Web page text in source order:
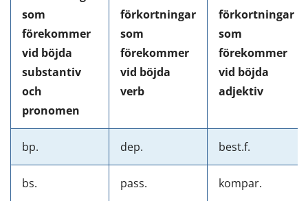
som
förekommer
vid böjda
substantiv
och
pronomen
förkortningar
som
förekommer
vid böjda
verb
förkortningar
som
förekommer
vid böjda
adjektiv
bp. dep. best.f.
bs. pass. kompar.